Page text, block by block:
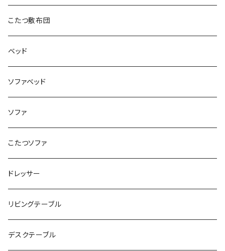
こたつ敷布団
ベッド
ソファベッド
ソファ
こたつソファ
ドレッサー
リビングテーブル
デスクテーブル